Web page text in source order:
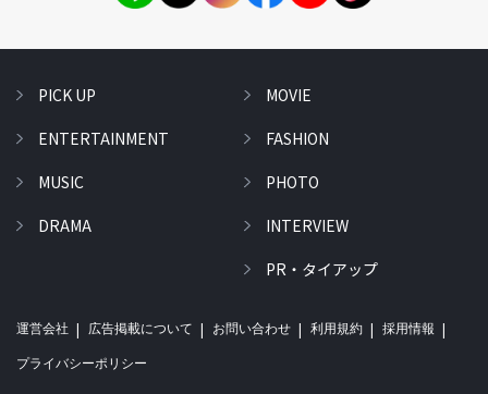
PICK UP
ENTERTAINMENT
MUSIC
DRAMA
MOVIE
FASHION
PHOTO
INTERVIEW
PR・タイアップ
運営会社 広告掲載について お問い合わせ 利用規約 採用情報
プライバシーポリシー